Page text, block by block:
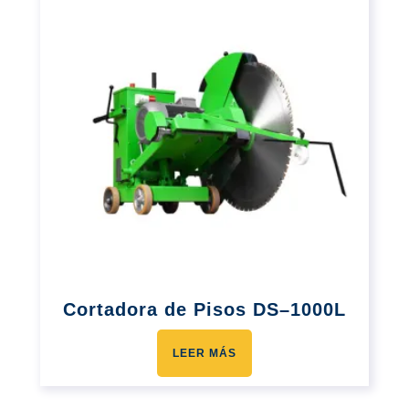
Cortadora de Pisos DS–1000L
LEER MÁS